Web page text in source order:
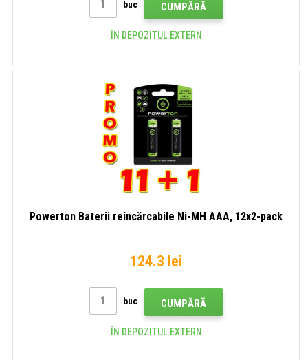
buc CUMPĂRĂ
ÎN DEPOZITUL EXTERN
Powerton Baterii reîncărcabile Ni-MH AAA, 12x2-pack
124.3 lei
buc CUMPĂRĂ
ÎN DEPOZITUL EXTERN